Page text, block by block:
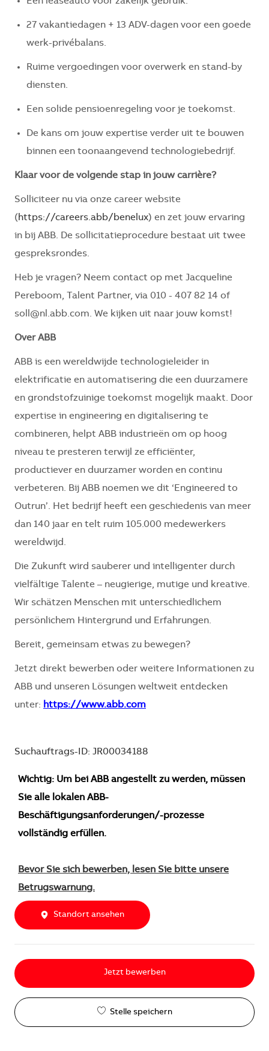
27 vakantiedagen + 13 ADV-dagen voor een goede
werk-privébalans.
Ruime vergoedingen voor overwerk en stand-by
diensten.
Een solide pensioenregeling voor je toekomst.
De kans om jouw expertise verder uit te bouwen
binnen een toonaangevend technologiebedrijf.
Klaar voor de volgende stap in jouw carrière?
Solliciteer nu via onze career website
(https://careers.abb/benelux) en zet jouw ervaring
in bij ABB. De sollicitatieprocedure bestaat uit twee
gespreksrondes.
Heb je vragen? Neem contact op met Jacqueline
Pereboom, Talent Partner, via 010 - 407 82 14 of
soll@nl.abb.com. We kijken uit naar jouw komst!
Over ABB
ABB is een wereldwijde technologieleider in
elektrificatie en automatisering die een duurzamere
en grondstofzuinige toekomst mogelijk maakt. Door
expertise in engineering en digitalisering te
combineren, helpt ABB industrieën om op hoog
niveau te presteren terwijl ze efficiënter,
productiever en duurzamer worden en continu
verbeteren. Bij ABB noemen we dit ‘Engineered to
Outrun’. Het bedrijf heeft een geschiedenis van meer
dan 140 jaar en telt ruim 105.000 medewerkers
wereldwijd.
Die Zukunft wird sauberer und intelligenter durch
vielfältige Talente – neugierige, mutige und kreative.
Wir schätzen Menschen mit unterschiedlichem
persönlichem Hintergrund und Erfahrungen.
Bereit, gemeinsam etwas zu bewegen?
Jetzt direkt bewerben oder weitere Informationen zu
ABB und unseren Lösungen weltweit entdecken
unter: https://www.abb.com
Suchauftrags-ID: JR00034188
Wichtig: Um bei ABB angestellt zu werden, müssen
Sie alle lokalen ABB-
Beschäftigungsanforderungen/-prozesse
vollständig erfüllen.
Bevor Sie sich bewerben, lesen Sie bitte unsere
Betrugswarnung.
Standort ansehen
Jetzt bewerben
Stelle speichern